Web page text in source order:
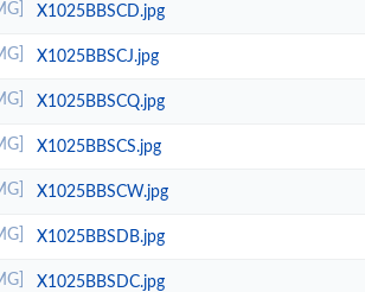
X1025BBSCD.jpg
X1025BBSCJ.jpg
X1025BBSCQ.jpg
X1025BBSCS.jpg
X1025BBSCW.jpg
X1025BBSDB.jpg
X1025BBSDC.jpg